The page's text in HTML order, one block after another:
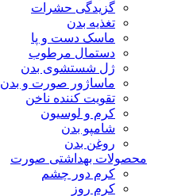
گزیدگی حشرات
تغذیه بدن
ماسک دست و پا
دستمال مرطوب
ژل شستشوی بدن
ماساژور صورت و بدن
تقویت کننده ناخن
کرم و لوسیون
شامپو بدن
روغن بدن
محصولات بهداشتی صورت
کرم دور چشم
کرم روز